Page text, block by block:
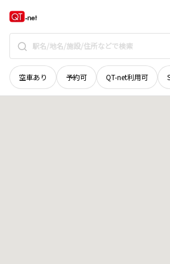
空車あり 予約可 QT-net利用可
北海道